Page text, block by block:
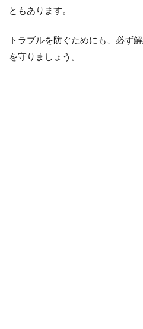
ともあります。
トラブルを防ぐためにも、必ず
を守りましょう。